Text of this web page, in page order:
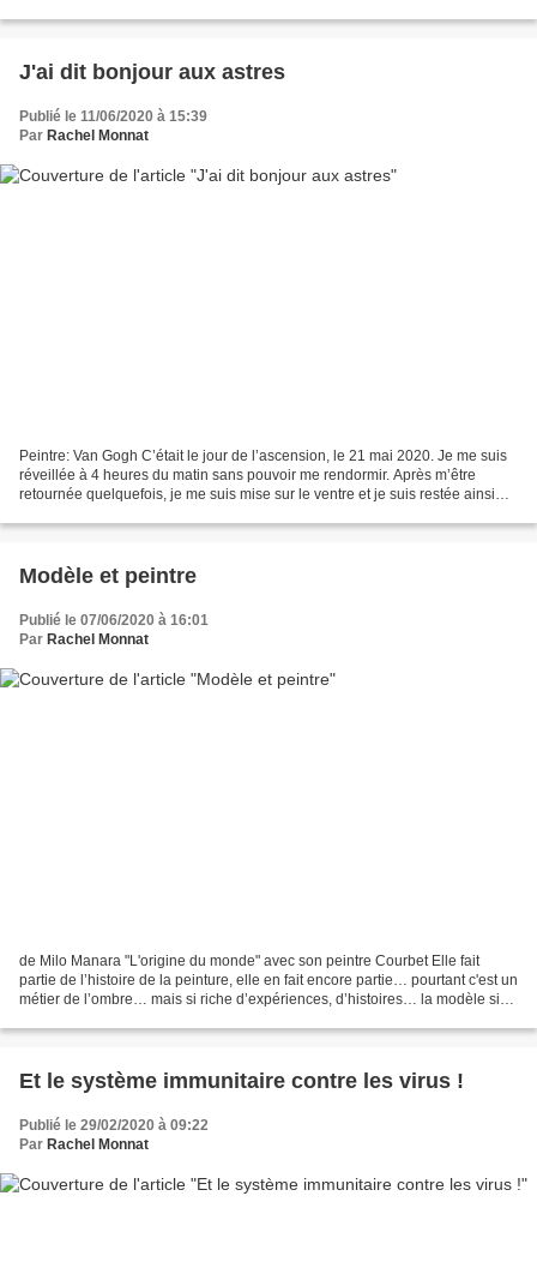
J'ai dit bonjour aux astres
Publié le 11/06/2020 à 15:39
Par Rachel Monnat
Peintre: Van Gogh C’était le jour de l’ascension, le 21 mai 2020. Je me suis
réveillée à 4 heures du matin sans pouvoir me rendormir. Après m’être
retournée quelquefois, je me suis mise sur le ventre et je suis restée ainsi
Modèle et peintre
Publié le 07/06/2020 à 16:01
Par Rachel Monnat
de Milo Manara "L'origine du monde" avec son peintre Courbet Elle fait
partie de l’histoire de la peinture, elle en fait encore partie… pourtant c'est un
métier de l’ombre… mais si riche d’expériences, d’histoires… la modèle si
Et le système immunitaire contre les virus !
Publié le 29/02/2020 à 09:22
Par Rachel Monnat